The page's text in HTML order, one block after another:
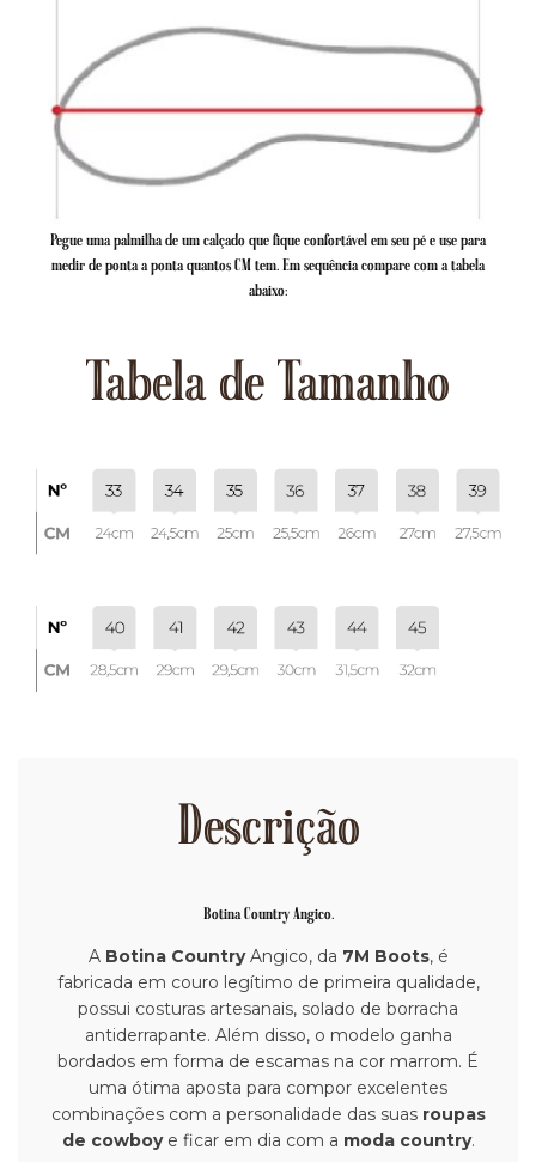
Pegue uma palmilha de um calçado que fique confortável em seu pé e use para
medir de ponta a ponta quantos CM tem. Em sequência compare com a tabela
abaixo:
Tabela de Tamanho
Descrição
Botina Country Angico.
A Botina CountryAngico, da 7M Boots, é
fabricada em couro legítimo de primeira qualidade,
possui costuras artesanais, solado de borracha
antiderrapante. Além disso, o modelo ganha
bordados em forma de escamas na cor marrom. É
uma ótima aposta para compor excelentes
combinações com a personalidade das suasroupas
de cowboye ficar em dia com a moda country.